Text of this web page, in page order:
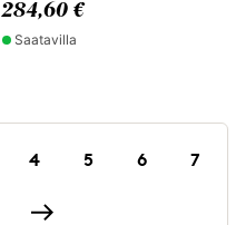
284,60 €
Saatavilla
4 5 6 7